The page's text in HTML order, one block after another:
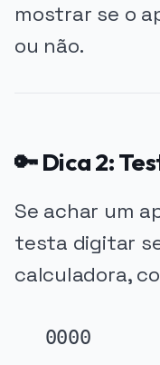
mostrar se o
ou não.
🔑 Dica 2:
Se achar um
testa digitar
calculadora,
0000